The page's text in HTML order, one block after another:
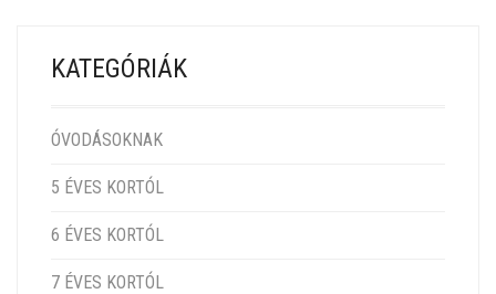
KATEGÓRIÁK
ÓVODÁSOKNAK
5 ÉVES KORTÓL
6 ÉVES KORTÓL
7 ÉVES KORTÓL